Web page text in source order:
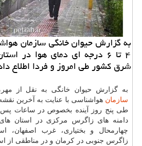
به گزارش حیوان خانگی سازمان
۴ تا ۶ درجه ای دمای هوا در
شرق كشور طی امروز و فردا اطلاع
به گزارش حیوان خانگی به نقل از
سازمان هواشناسی با عنایت به آخرین
طی پنج روز آینده بخصوص در ساعات
دامنه های زاگرس مركزی در استان های
چهارمحال و بختیاری، غرب اصفهان،
زاگرس جنوبی در كرمان و در مناطقی از